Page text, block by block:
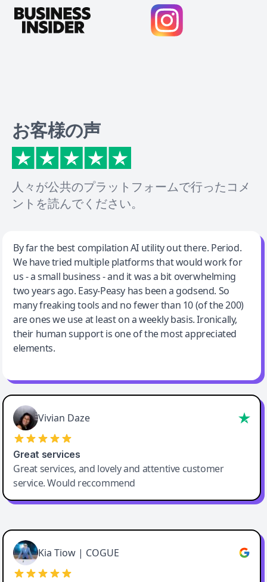
お客様の声
人々が公共のプラットフォームで行ったコメ
ントを読んでください。
Jeff Wilson
By far the best compilation AI utility
By far the best compilation AI utility out there. Period.
We have tried multiple platforms that would work for
us - a small business - and it was a bit overwhelming
two years ago. Easy-Peasy has been a godsend. So
many freaking tools and no fewer than 10 (of the 200)
are ones we use at least on a weekly basis. Ironically,
their human support is one of the most appreciated
elements.
Vivian Daze
Great services
Great services, and lovely and attentive customer
service. Would reccommend
Cody Crabb
Great service, Best AI tool
Kia Tiow | COGUE